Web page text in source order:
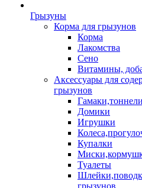
Грызуны
Корма для грызунов
Корма
Лакомства
Сено
Витамины,
Аксессуары для
грызунов
Гамаки,тоннели
Домики
Игрушки
Купалки
Туалеты
грызунов